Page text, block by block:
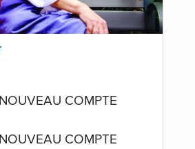
COMPTE
COMPTE